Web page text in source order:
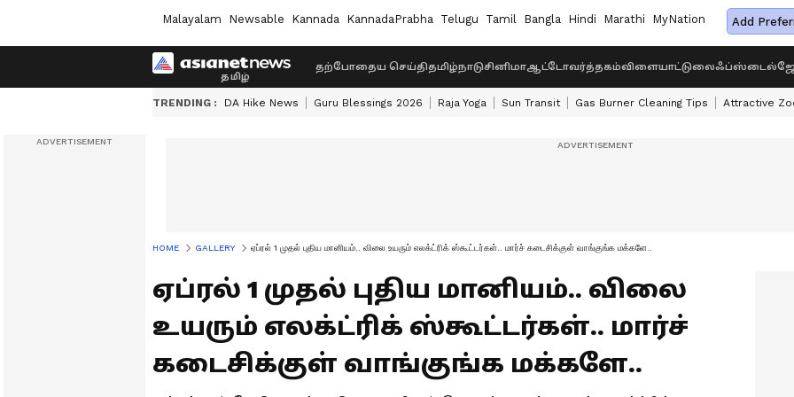
Malayalam Newsable Kannada KannadaPrabha Telugu Tamil Bangla Hindi Marathi MyNation Add
தற்போதைய செய்திதமிழ்நாடுசினிமாஆட்டோவர்த்தகம்விளையாட்டுலைஃப்ஸ்டைல்
TRENDING : DA Hike News Guru Blessings 2026 Raja Yoga Sun Transit Gas Burner Cleaning Tips Attractive
HOME GALLERY ஏப்ரல் 1 முதல் புதிய மானியம்.. விலை உயரும் எலக்ட்ரிக் ஸ்கூட்டர்கள்.. மார்ச் கடைசிக்குள் வாங்குங்க மக்களே..
ஏப்ரல் 1 முதல் புதிய மானியம்.. விலை
உயரும் எலக்ட்ரிக் ஸ்கூட்டர்கள்.. மார்ச்
கடைசிக்குள் வாங்குங்க மக்களே..